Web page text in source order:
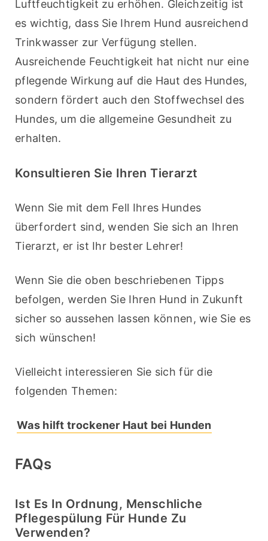
Luftfeuchtigkeit zu erhöhen. Gleichzeitig ist
es wichtig, dass Sie Ihrem Hund ausreichend
Trinkwasser zur Verfügung stellen.
Ausreichende Feuchtigkeit hat nicht nur eine
pflegende Wirkung auf die Haut des Hundes,
sondern fördert auch den Stoffwechsel des
Hundes, um die allgemeine Gesundheit zu
erhalten.
Konsultieren Sie Ihren Tierarzt
Wenn Sie mit dem Fell Ihres Hundes
überfordert sind, wenden Sie sich an Ihren
Tierarzt, er ist Ihr bester Lehrer!
Wenn Sie die oben beschriebenen Tipps
befolgen, werden Sie Ihren Hund in Zukunft
sicher so aussehen lassen können, wie Sie es
sich wünschen!
Vielleicht interessieren Sie sich für die
folgenden Themen:
Was hilft trockener Haut bei Hunden
FAQs
Ist Es In Ordnung, Menschliche
Pflegespülung Für Hunde Zu
Verwenden?